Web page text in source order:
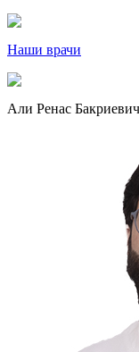
Наши врачи
Али Ренас Бакриевич